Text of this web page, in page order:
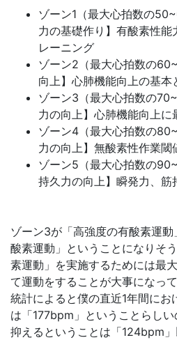
ゾーン1（最大心拍数の
力の基礎作り】有酸素性能
レーニング
ゾーン2（最大心拍数の
向上】心肺機能向上の基
ゾーン3（最大心拍数の
力の向上】心肺機能向上
ゾーン4（最大心拍数の
力の向上】無酸素性作業閾
ゾーン5（最大心拍数の
持久力の向上】瞬発力、筋
ゾーン3が「高強度の有酸素運
酸素運動」ということになりそ
素運動」を実施するためには最
て運動をすることが大事になっ
統計によると僕の直近1年間にお
は「177bpm」ということらし
抑えるということは「124bpm